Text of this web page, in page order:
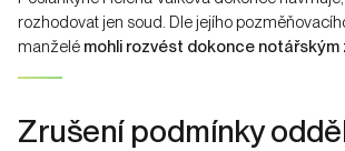
rozhodovat jen soud. Dle jejího
manželé mohli rozvést dokonce notářským
Zrušení podmínky